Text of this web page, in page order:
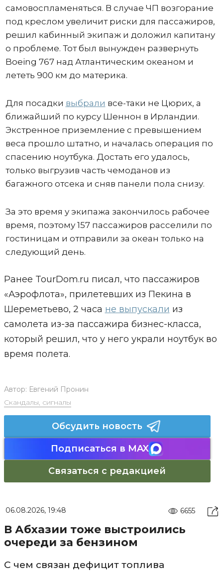
самовоспламеняться. В случае ЧП возгорание
под креслом увеличит риски для пассажиров,
решил кабинный экипаж и доложил капитану
о проблеме. Тот был вынужден развернуть
Boeing 767 над Атлантическим океаном и
лететь 900 км до материка.
Для посадки выбрали все-таки не Цюрих, а
ближайший по курсу Шеннон в Ирландии.
Экстренное приземление с превышением
веса прошло штатно, и началась операция по
спасению ноутбука. Достать его удалось,
только выгрузив часть чемоданов из
багажного отсека и сняв панели пола снизу.
За это время у экипажа закончилось рабочее
время, поэтому 157 пассажиров расселили по
гостиницам и отправили за океан только на
следующий день.
Ранее TourDom.ru писал, что пассажиров
«Аэрофлота», прилетевших из Пекина в
Шереметьево, 2 часа не выпускали из
самолета из-за пассажира бизнес-класса,
который решил, что у него украли ноутбук во
время полета.
Автор: Евгений Пронин
Скандалы, сигналы
Обсудить новость
Подписаться в MAX
Связаться с редакцией
06.08.2026, 19:48 6655
В Абхазии тоже выстроились
очереди за бензином
С чем связан дефицит топлива